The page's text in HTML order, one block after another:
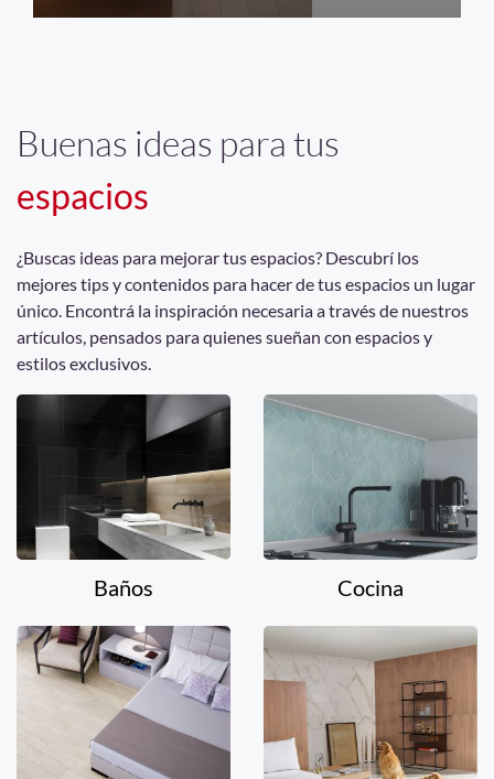
Buenas ideas para tus
espacios
¿Buscas ideas para mejorar tus espacios? Descubrí los
mejores tips y contenidos para hacer de tus espacios un lugar
único. Encontrá la inspiración necesaria a través de nuestros
artículos, pensados para quienes sueñan con espacios y
estilos exclusivos.
Baños Cocina